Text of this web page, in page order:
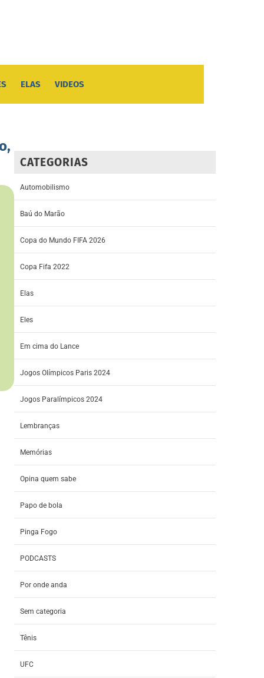
ELAS VIDEOS
CATEGORIAS
Automobilismo
Baú do Marão
Copa do Mundo FIFA 2026
Copa Fifa 2022
Elas
Eles
Em cima do Lance
Jogos Olímpicos Paris 2024
Jogos Paralímpicos 2024
Lembranças
Memórias
Opina quem sabe
Papo de bola
Pinga Fogo
PODCASTS
Por onde anda
Sem categoria
Tênis
UFC